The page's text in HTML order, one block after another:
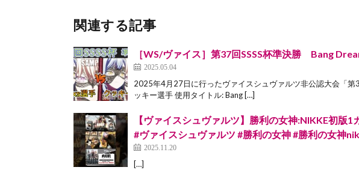
関連する記事
［WS/ヴァイス］第37回SSSS杯準決勝 Bang
2025.05.04
2025年4月27日に行ったヴァイスシュヴァルツ非公認大会「第
ッキー選手 使用タイトル: Bang […]
【ヴァイスシュヴァルツ】勝利の女神:NIKKE初版
#ヴァイスシュヴァルツ #勝利の女神 #勝利の女神
2025.11.20
[…]